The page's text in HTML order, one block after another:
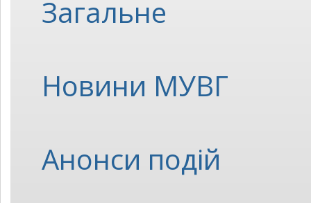
Загальне
Новини МУВГ
Анонси подій